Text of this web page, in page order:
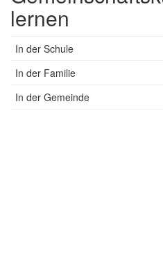
lernen
In der Schule
In der Familie
In der Gemeinde